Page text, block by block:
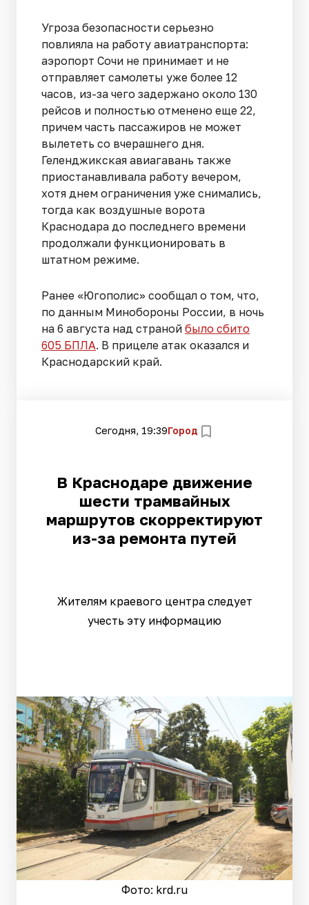
Угроза безопасности серьезно
повлияла на работу авиатранспорта:
аэропорт Сочи не принимает и не
отправляет самолеты уже более 12
часов, из-за чего задержано около 130
рейсов и полностью отменено еще 22,
причем часть пассажиров не может
вылететь со вчерашнего дня.
Геленджикская авиагавань также
приостанавливала работу вечером,
хотя днем ограничения уже снимались,
тогда как воздушные ворота
Краснодара до последнего времени
продолжали функционировать в
штатном режиме.
Ранее «Югополис» сообщал о том, что,
по данным Минобороны России, в ночь
на 6 августа над страной было сбито
605 БПЛА. В прицеле атак оказался и
Краснодарский край.
Сегодня, 19:39Город
В Краснодаре движение
шести трамвайных
маршрутов скорректируют
из-за ремонта путей
Жителям краевого центра следует
учесть эту информацию
Фото: krd.ru